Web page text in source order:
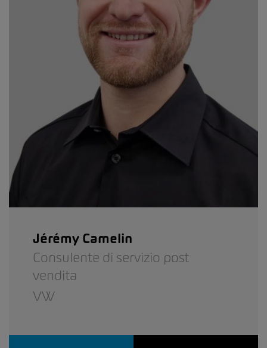
Jérémy Camelin
Consulente di servizio post
vendita
VW